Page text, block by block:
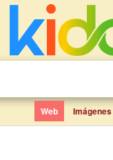
Web Imágenes